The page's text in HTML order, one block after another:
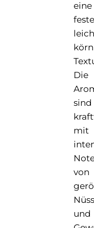
eine
Die
sind
mit
von
und